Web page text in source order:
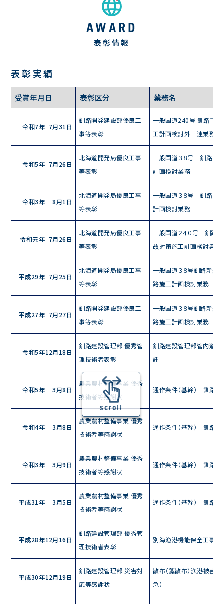
AWARD
表彰情報
表彰実績
受賞年月日 表彰区分 業務名
令和7年 7月31日
釧路開発建設部優良工
事等表彰
一般国道240号 釧路市
工計画検討外一連業務
令和5年 7月26日
北海道開発局優良工事
等表彰
一般国道３８号 釧路市
計画検討業務
令和3年 8月1日
北海道開発局優良工事
等表彰
一般国道３８号 釧路市
計画検討業務
令和元年 7月26日
北海道開発局優良工事
等表彰
一般国道２４０号 釧路
故対策施工計画検討業務
平成29年 7月25日
北海道開発局優良工事
等表彰
一般国道３８号釧路新
路施工計画検討業務
平成27年 7月27日
釧路開発建設部優良工
事等表彰
一般国道３８号釧路新
路施工計画検討業務
令和5年12月18日
釧路建設管理部 優秀管
理技術者表彰
釧路建設管理部管内道
託
令和5年 3月8日
農業農村整備事業 優秀
技術者等感謝状
通作条件（基幹） 釧路
令和4年 3月8日
農業農村整備事業 優秀
技術者等感謝状
通作条件（基幹） 釧路
令和3年 3月9日
農業農村整備事業 優秀
技術者等感謝状
通作条件（基幹） 釧路
平成31年 3月5日
農業農村整備事業 優秀
技術者等感謝状
通作条件（基幹） 釧路
平成28年12月16日
釧路建設管理部 優秀管
理技術者表彰
別海漁港機能保全工事深
平成30年12月19日
釧路建設管理部 災害対
応等感謝状
散布（藻散布）漁港被害
急）
scroll